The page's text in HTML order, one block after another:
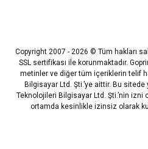
Copyright 2007 - 2026 © Tüm hakları
SSL sertifikası ile korunmaktadır.
metinler ve diğer tüm içeriklerin telif
Bilgisayar Ltd. Şti.’ye aittir. Bu
Teknolojileri Bilgisayar Ltd. Şti.’nin izni
ortamda kesinlikle izinsiz olarak